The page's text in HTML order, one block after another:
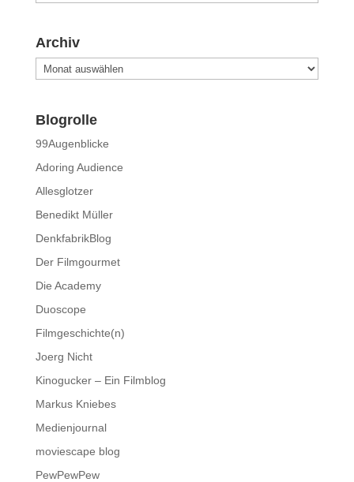
Archiv
Archiv
Blogrolle
99Augenblicke
Adoring Audience
Allesglotzer
Benedikt Müller
DenkfabrikBlog
Der Filmgourmet
Die Academy
Duoscope
Filmgeschichte(n)
Joerg Nicht
Kinogucker – Ein Filmblog
Markus Kniebes
Medienjournal
moviescape blog
PewPewPew